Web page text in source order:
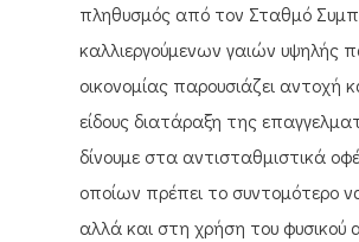
πληθυσμός από τον Σταθμό
καλλιεργούμενων γαιών υψηλής
οικονομίας παρουσιάζει αντοχή
είδους διατάραξη της
δίνουμε στα αντισταθμιστικά
οποίων πρέπει το συντομότερο
αλλά και στη χρήση του φυσικού